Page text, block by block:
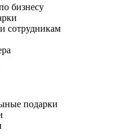
бизнесу
сотрудникам
подарки